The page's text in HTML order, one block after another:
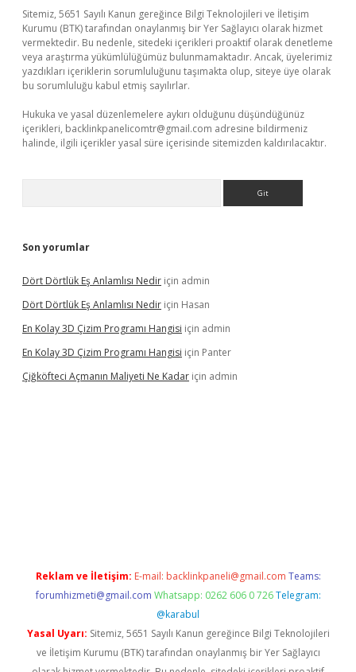
Sitemiz, 5651 Sayılı Kanun gereğince Bilgi Teknolojileri ve İletişim
Kurumu (BTK) tarafından onaylanmış bir Yer Sağlayıcı olarak hizmet
vermektedir. Bu nedenle, sitedeki içerikleri proaktif olarak denetleme
veya araştırma yükümlülüğümüz bulunmamaktadır. Ancak, üyelerimiz
yazdıkları içeriklerin sorumluluğunu taşımakta olup, siteye üye olarak
bu sorumluluğu kabul etmiş sayılırlar.
Hukuka ve yasal düzenlemelere aykırı olduğunu düşündüğünüz
içerikleri, backlinkpanelicomtr@gmail.com adresine bildirmeniz
halinde, ilgili içerikler yasal süre içerisinde sitemizden kaldırılacaktır.
Son yorumlar
Dört Dörtlük Eş Anlamlısı Nedir için admin
Dört Dörtlük Eş Anlamlısı Nedir için Hasan
En Kolay 3D Çizim Programı Hangisi için admin
En Kolay 3D Çizim Programı Hangisi için Panter
Çiğköfteci Açmanın Maliyeti Ne Kadar için admin
Reklam ve İletişim: E-mail: backlinkpaneli@gmail.com Teams:
forumhizmeti@gmail.com Whatsapp: 0262 606 0 726 Telegram:
@karabul
Yasal Uyarı: Sitemiz, 5651 Sayılı Kanun gereğince Bilgi Teknolojileri
ve İletişim Kurumu (BTK) tarafından onaylanmış bir Yer Sağlayıcı